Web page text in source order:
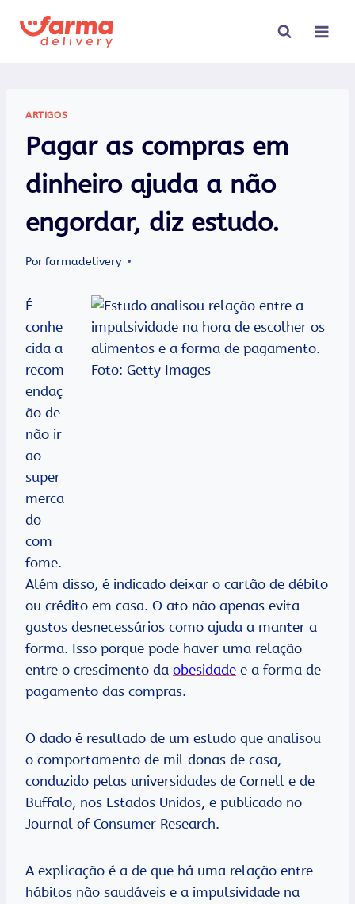
para
ARTIGOS
Pagar as compras em
dinheiro ajuda a não
engordar, diz estudo.
Porfarmadelivery
É
conhe
cida a
recom
endaç
ão de
não ir
ao
super
merca
do
com
fome.
Além disso, é indicado deixar o cartão de débito
ou crédito em casa. O ato não apenas evita
gastos desnecessários como ajuda a manter a
forma. Isso porque pode haver uma relação
entre o crescimento da obesidade e a forma de
pagamento das compras.
O dado é resultado de um estudo que analisou
o comportamento de mil donas de casa,
conduzido pelas universidades de Cornell e de
Buffalo, nos Estados Unidos, e publicado no
Journal of Consumer Research.
A explicação é a de que há uma relação entre
hábitos não saudáveis e a impulsividade na